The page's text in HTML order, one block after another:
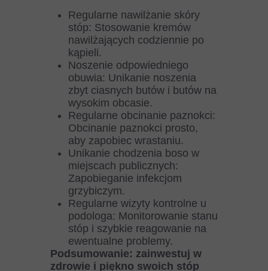
Regularne nawilżanie skóry
stóp: Stosowanie kremów
nawilżających codziennie po
kąpieli.
Noszenie odpowiedniego
obuwia: Unikanie noszenia
zbyt ciasnych butów i butów na
wysokim obcasie.
Regularne obcinanie paznokci:
Obcinanie paznokci prosto,
aby zapobiec wrastaniu.
Unikanie chodzenia boso w
miejscach publicznych:
Zapobieganie infekcjom
grzybiczym.
Regularne wizyty kontrolne u
podologa: Monitorowanie stanu
stóp i szybkie reagowanie na
ewentualne problemy.
Podsumowanie: zainwestuj w
zdrowie i piękno swoich stóp